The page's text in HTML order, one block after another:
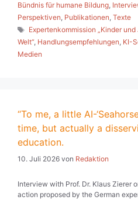
Bündnis für humane Bildung,
Perspektiven, Publikationen, Texte
Schlagwörter
Expertenkommission „Kinder
Welt“, Handlungsempfehlungen, KI-
Medien
“To me, a little AI-
time, but actually a
education.
10. Juli 2026 von Redaktion
Interview with Prof. Dr. Klaus Zierer
action proposed by the German